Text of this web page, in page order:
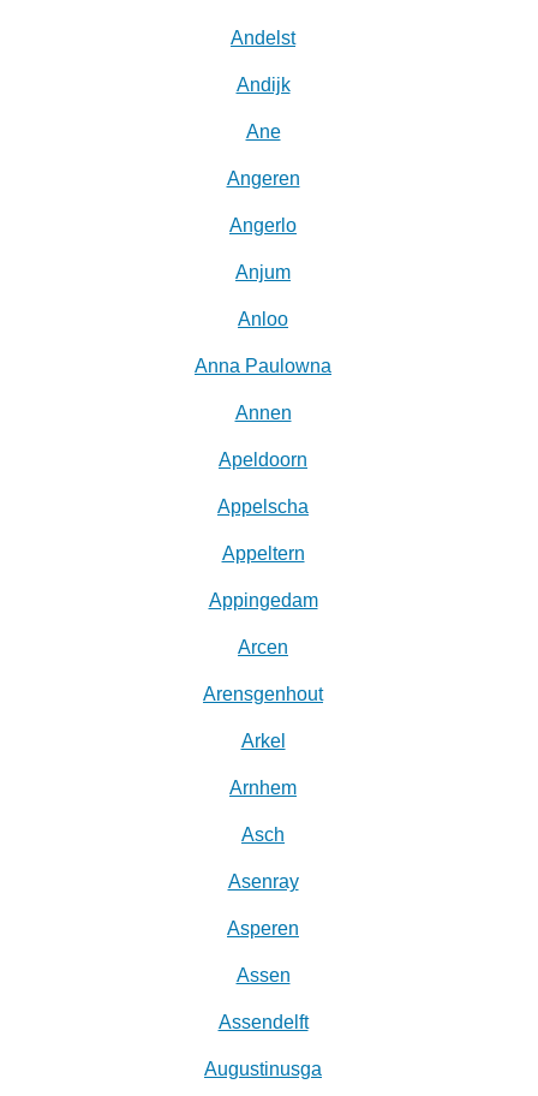
Andelst
Andijk
Ane
Angeren
Angerlo
Anjum
Anloo
Anna Paulowna
Annen
Apeldoorn
Appelscha
Appeltern
Appingedam
Arcen
Arensgenhout
Arkel
Arnhem
Asch
Asenray
Asperen
Assen
Assendelft
Augustinusga